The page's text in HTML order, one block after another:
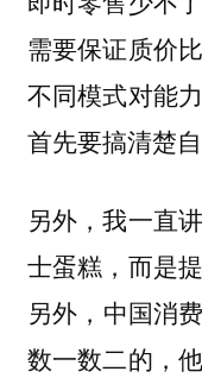
需要保证质价
不同模式对能
首先要搞清楚
另外，我一直
士蛋糕，而是
另外， 中国消
数一数二的，